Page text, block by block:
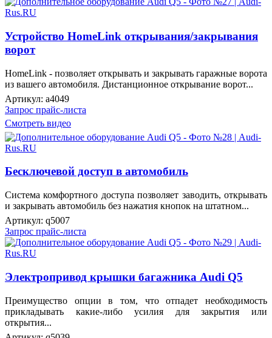
Устройство HomeLink открывания/закрывания
ворот
HomeLink - позволяет открывать и закрывать гаражные ворота
из вашего автомобиля. Дистанционное открывание ворот...
Артикул: a4049
Запрос прайс-листа
Смотреть видео
Бесключевой доступ в автомобиль
Система комфортного доступа позволяет заводить, открывать
и закрывать автомобиль без нажатия кнопок на штатном...
Артикул: q5007
Запрос прайс-листа
Электропривод крышки багажника Audi Q5
Преимущество опции в том, что отпадет необходимость
прикладывать какие-либо усилия для закрытия или
открытия...